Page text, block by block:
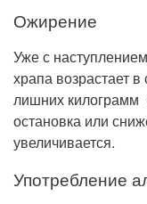
Ожирение
Уже с
храпа возрастает
лишних килограмм
остановка или
увеличивается.
Употребление